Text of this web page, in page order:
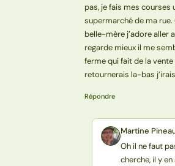
pas, je fais mes courses
supermarché de ma rue.
belle-mère j’adore aller
regarde mieux il me
ferme qui fait de la
retournerais la-bas
Répondre
MP Martine
Oh il ne faut
cherche, il y